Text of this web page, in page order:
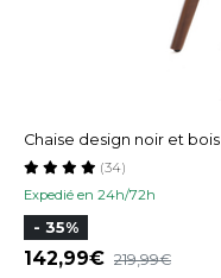
Chaise design noir et
Expedié en 24h/72h
(34)
- 35%
142,99 219,99